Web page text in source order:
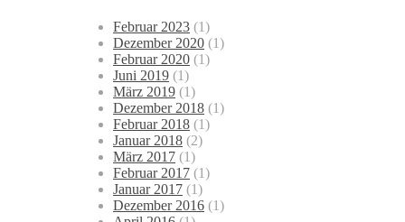
Februar 2023 (1)
Dezember 2020 (1)
Februar 2020 (1)
Juni 2019 (1)
März 2019 (1)
Dezember 2018 (1)
Februar 2018 (1)
Januar 2018 (2)
März 2017 (1)
Februar 2017 (1)
Januar 2017 (1)
Dezember 2016 (1)